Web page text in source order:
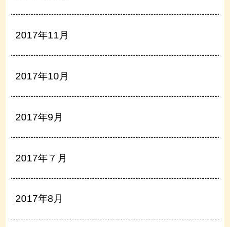
2017年11月
2017年10月
2017年9月
2017年７月
2017年8月